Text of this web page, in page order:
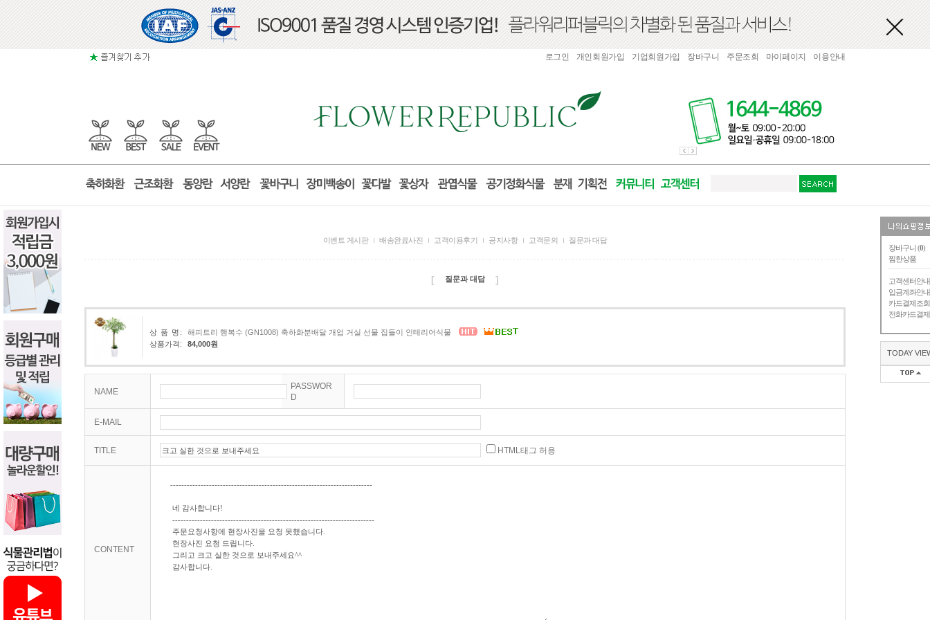
장바구니 (0)
찜한상품
고객센터안내
입금계좌안내
카드결제조회
전화카드결제
TODAY
로그인 개인회원가입 기업회원가입 장바구니 주문조회 마이페이지 이용안내
이벤트 게시판 배송완료사진 고객이용후기 공지사항 고객문의 질문과 대답
[ 질문과 대답 ]
상 품 명:
해피트리 행복수 (GN1008) 축하화분배달 개업 거실 선물 집들이 인테리어식물
상품가격:
84,000원
NAME
PASSWOR
D
E-MAIL
TITLE HTML태그 허용
CONTENT